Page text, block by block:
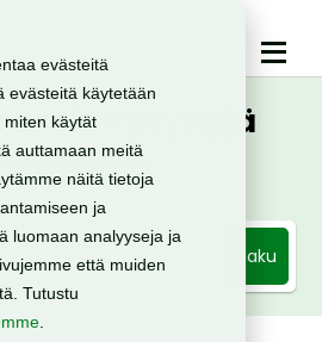
evästeitä
evästeitä käytetään
miten käytät
auttamaan meitä
näitä tietoja
ja
luomaan analyyseja ja
että muiden
Tutustu
usein kysyttyjä
Haku